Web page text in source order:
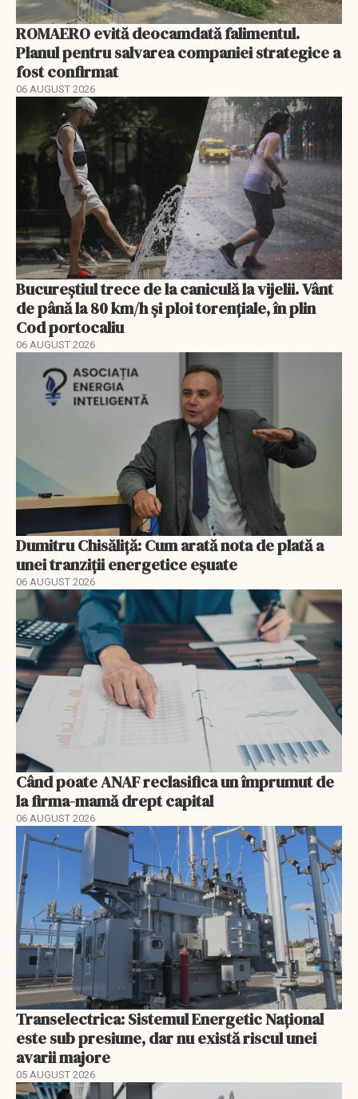
ROMAERO evită deocamdată falimentul.
Planul pentru salvarea companiei strategice a
fost confirmat
06 AUGUST 2026
Bucureștiul trece de la caniculă la vijelii. Vânt
de până la 80 km/h și ploi torențiale, în plin
Cod portocaliu
06 AUGUST 2026
Dumitru Chisăliță: Cum arată nota de plată a
unei tranziții energetice eșuate
06 AUGUST 2026
Când poate ANAF reclasifica un împrumut de
la firma-mamă drept capital
06 AUGUST 2026
Transelectrica: Sistemul Energetic Național
este sub presiune, dar nu există riscul unei
avarii majore
05 AUGUST 2026